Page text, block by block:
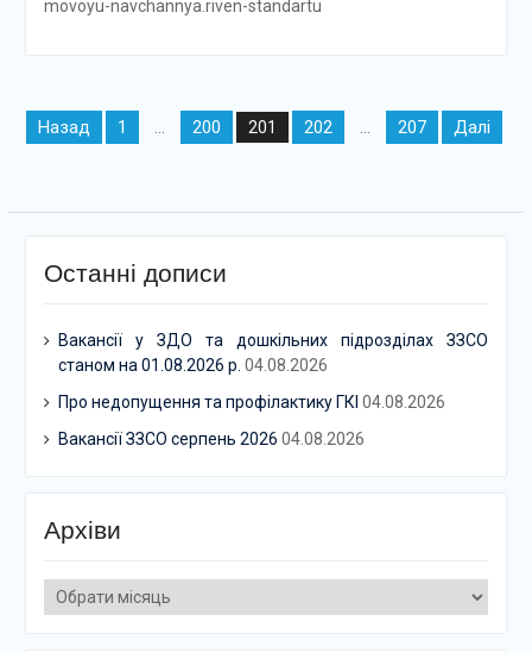
movoyu-navchannya.riven-standartu
Навігація
записів
Назад 1 … 200 201 202 … 207 Далі
Останні дописи
Вакансії у ЗДО та дошкільних підрозділах ЗЗСО
станом на 01.08.2026 р. 04.08.2026
Про недопущення та профілактику ГКІ 04.08.2026
Вакансії ЗЗСО серпень 2026 04.08.2026
Архіви
Архіви